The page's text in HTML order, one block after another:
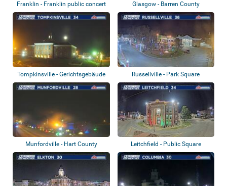
Franklin - Franklin public concert
hall...
Glasgow - Barren County
Courthouse
Tompkinsville - Gerichtsgebäude Russellville - Park Square
Munfordville - Hart County
Courthouse
Leitchfield - Public Square